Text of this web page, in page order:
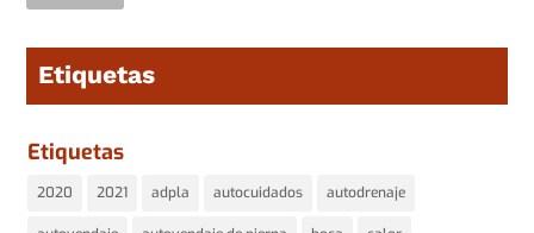
Etiquetas
Etiquetas
2020 2021 adpla autocuidados autodrenaje